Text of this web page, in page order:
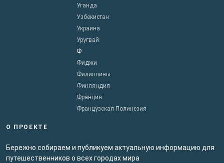
Уганда
Узбекистан
Украина
Уругвай
Ф
Фиджи
Филиппины
Финляндия
Франция
Французская Полинезия
О ПРОЕКТЕ
Бережно собираем и публикуем актуальную информацию для
путешественников о всех городах мира